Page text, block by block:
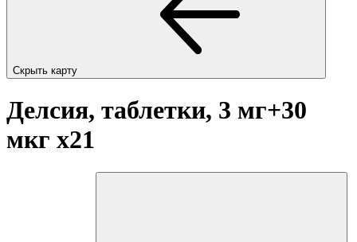
Скрыть карту
Делсия, таблетки, 3 мг+30
мкг x21